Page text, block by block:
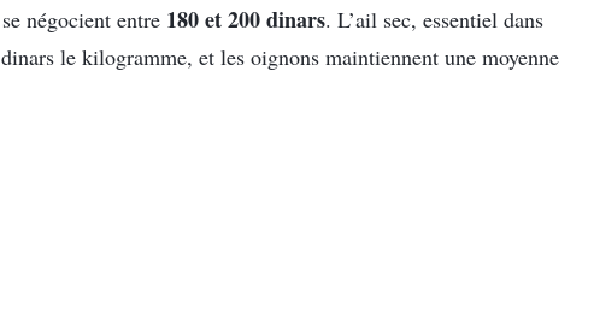
se négocient entre 180 et 200 dinars. L’ail sec, essentiel dans
dinars le kilogramme, et les oignons maintiennent une moyenne